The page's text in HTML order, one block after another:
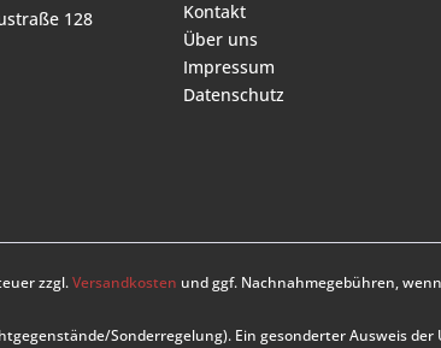
128
Kontakt
Über uns
Impressum
Datenschutz
zzgl.Versandkosten und ggf. Nachnahmegebühren,
Sonderregelung). Ein gesonderter Ausweis